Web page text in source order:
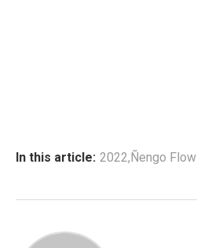
In this article: 2022,Ñengo Flow